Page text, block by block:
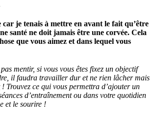
car je tenais à mettre en avant le fait qu’être
santé ne doit jamais être une corvée. Cela
que vous aimez et dans lequel vous
mentir, si vous vous êtes fixez un objectif
il faudra travailler dur et ne rien lâcher mais
! Trouvez ce qui vous permettra d’ajouter un
d’entraînement ou dans votre quotidien
et le sourire !